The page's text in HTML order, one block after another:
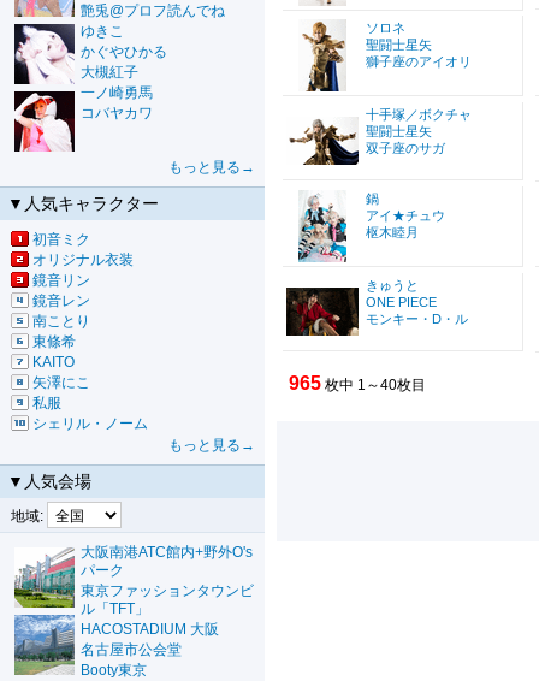
艶兎@プロフ読んでね
ゆきこ
かぐやひかる
大槻紅子
一ノ崎勇馬
コバヤカワ
もっと見る→
▼人気キャラクター
初音ミク
オリジナル衣装
鏡音リン
鏡音レン
南ことり
東條希
KAITO
矢澤にこ
私服
シェリル・ノーム
もっと見る→
▼人気会場
地域:
大阪南港ATC館内+野外O's
パーク
東京ファッションタウンビ
ル「TFT」
HACOSTADIUM 大阪
名古屋市公会堂
Booty東京
ソロネ
聖闘士星矢
獅子座のアイオリ
十手塚／ボクチャ
聖闘士星矢
双子座のサガ
鍋
アイ★チュウ
枢木睦月
きゅうと
ONE PIECE
モンキー・D・ル
965 枚中 1～40枚目